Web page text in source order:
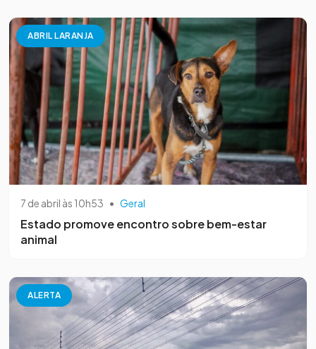
ABRIL LARANJA
7 de abril às 10h53 • Geral
Estado promove encontro sobre bem-estar
animal
ALERTA